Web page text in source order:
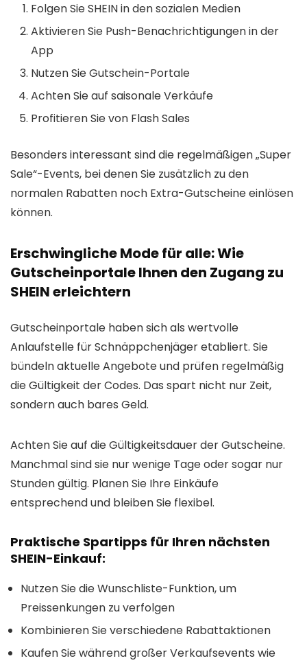
Folgen Sie SHEIN in den sozialen Medien
Aktivieren Sie Push-Benachrichtigungen in der
App
Nutzen Sie Gutschein-Portale
Achten Sie auf saisonale Verkäufe
Profitieren Sie von Flash Sales
Besonders interessant sind die regelmäßigen „Super
Sale“-Events, bei denen Sie zusätzlich zu den
normalen Rabatten noch Extra-Gutscheine einlösen
können.
Erschwingliche Mode für alle: Wie
Gutscheinportale Ihnen den Zugang zu
SHEIN erleichtern
Gutscheinportale haben sich als wertvolle
Anlaufstelle für Schnäppchenjäger etabliert. Sie
bündeln aktuelle Angebote und prüfen regelmäßig
die Gültigkeit der Codes. Das spart nicht nur Zeit,
sondern auch bares Geld.
Achten Sie auf die Gültigkeitsdauer der Gutscheine.
Manchmal sind sie nur wenige Tage oder sogar nur
Stunden gültig. Planen Sie Ihre Einkäufe
entsprechend und bleiben Sie flexibel.
Praktische Spartipps für Ihren nächsten
SHEIN-Einkauf:
Nutzen Sie die Wunschliste-Funktion, um
Preissenkungen zu verfolgen
Kombinieren Sie verschiedene Rabattaktionen
Kaufen Sie während großer Verkaufsevents wie